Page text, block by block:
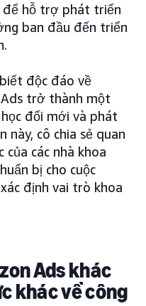
để hỗ trợ phát triển
ban đầu đến triển
độc đáo về
trở thành một
đổi mới và phát
này, cô chia sẻ quan
của các nhà khoa
bị cho cuộc
định vai trò khoa
Ads khác
khác về công